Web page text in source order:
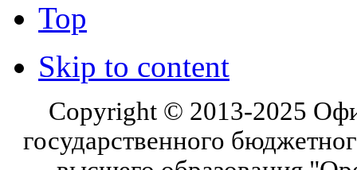
Top
Skip to content
Copyright © 2013-2025
государственного